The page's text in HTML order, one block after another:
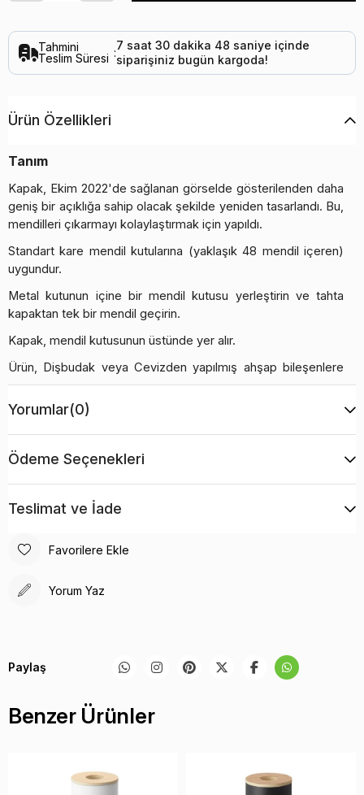
Tahmini
Teslim Süresi :
7 saat 30dakika 48 saniye içinde
siparişiniz bugün kargoda!
Ürün Özellikleri
Tanım
Kapak, Ekim 2022'de sağlanan görselde gösterilenden daha
geniş bir açıklığa sahip olacak şekilde yeniden tasarlandı. Bu,
mendilleri çıkarmayı kolaylaştırmak için yapıldı.
Standart kare mendil kutularına (yaklaşık 48 mendil içeren)
uygundur.
Metal kutunun içine bir mendil kutusu yerleştirin ve tahta
kapaktan tek bir mendil geçirin.
Kapak, mendil kutusunun üstünde yer alır.
Ürün, Dişbudak veya Cevizden yapılmış ahşap bileşenlere
sahiptir. Ahşap dokusunda ve renginde bazı farklılıklar olması
beklenir.
Özellikler
Malzemeler: Çelik, Kontrplak
Boyutlar: U 5,12 x G 5,12 x Y 6,1 inç
Yorumlar(0)
Ödeme Seçenekleri
Teslimat ve İade
Favorilere Ekle
Yorum Yaz
Paylaş
Benzer Ürünler